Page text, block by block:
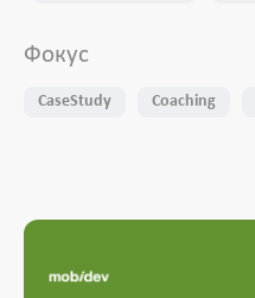
Фокус
CaseStudy Coaching